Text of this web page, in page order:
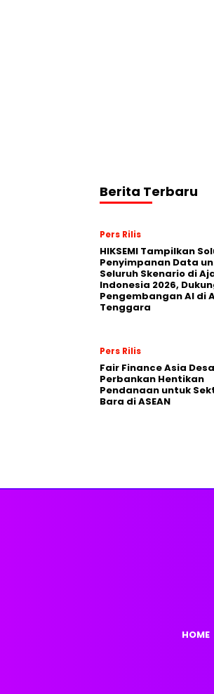
Berita Terbaru
Pers Rilis
HIKSEMI Tampilkan
Penyimpanan Data
Seluruh Skenario di
Indonesia 2026,
Pengembangan AI di
Tenggara
Pers Rilis
Fair Finance Asia
Perbankan Hentikan
Pendanaan untuk
Bara di ASEAN
HOME